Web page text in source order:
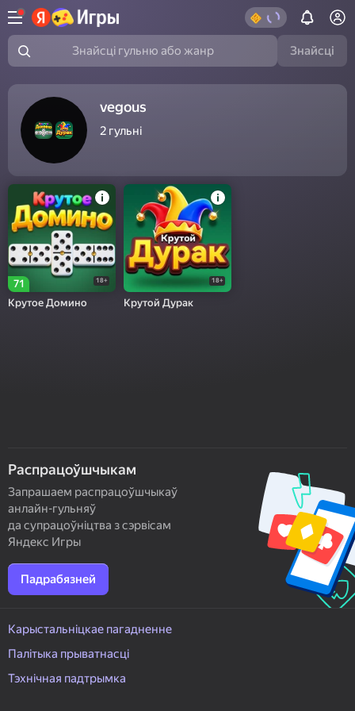
Знайсці гульню або жанр Знайсці
vegous
2 гульні
71 18+
Крутое Домино
18+
Крутой Дурак
Распрацоўшчыкам
Запрашаем распрацоўшчыкаў
анлайн-гульняў
да супрацоўніцтва з сэрвісам
Яндекс Игры
Падрабязней
Карыстальніцкае пагадненне
Палітыка прыватнасці
Тэхнічная падтрымка